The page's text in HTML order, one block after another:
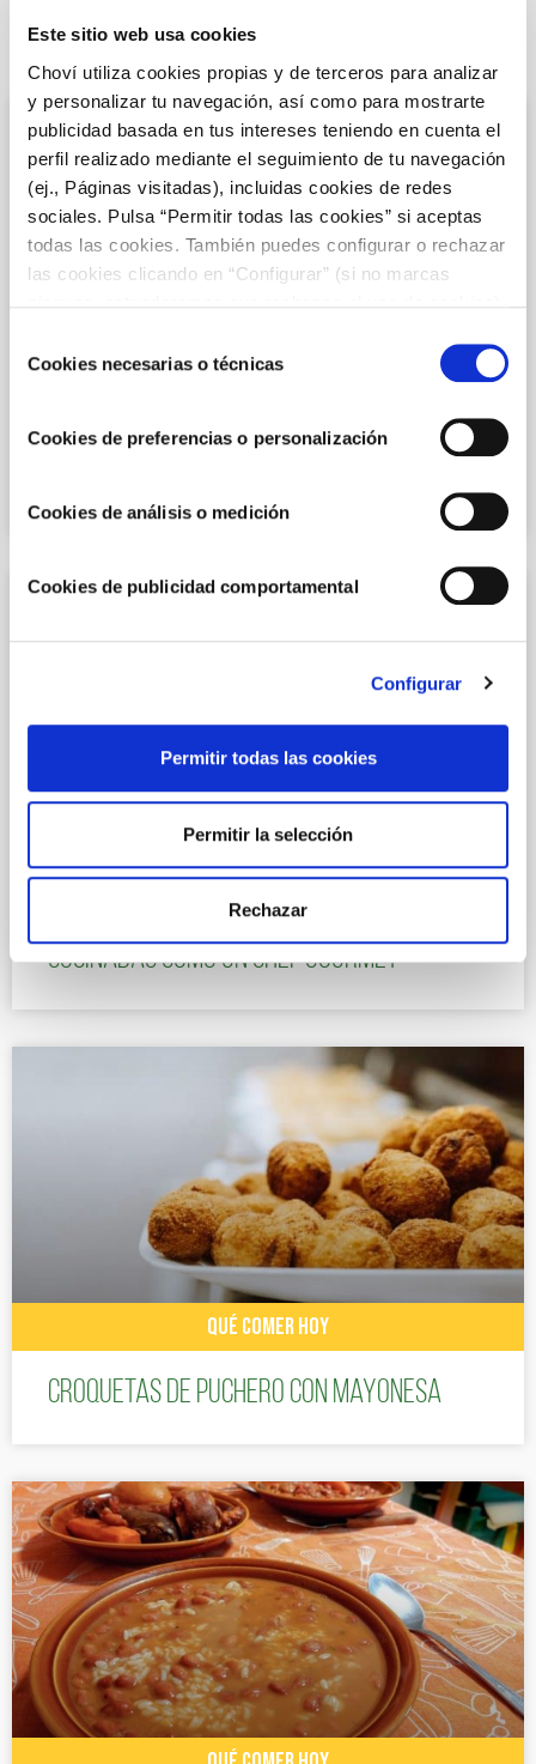
Este sitio web usa cookies
Choví utiliza cookies propias y de terceros para analizar
y personalizar tu navegación, así como para mostrarte
publicidad basada en tus intereses teniendo en cuenta el
perfil realizado mediante el seguimiento de tu navegación
(ej., Páginas visitadas), incluidas cookies de redes
sociales. Pulsa “Permitir todas las cookies” si aceptas
todas las cookies. También puedes configurar o rechazar
las cookies clicando en “Configurar” (si no marcas
COOKIES.
deCookies necesarias o técnicas
Cookies de preferencias o personalización
Cookies de análisis o medición
Cookies de publicidad comportamental
Configurar
Permitir todas las cookies
Permitir la selección
Rechazar
LAST RECIPES
RECETAS CON CARNE PICADA
Empanada de carne con salsa de tomate
Zanahorias al horno con guacamole
cocinadas como un chef gourmet
QUÉ COMER HOY
Croquetas de puchero con Mayonesa